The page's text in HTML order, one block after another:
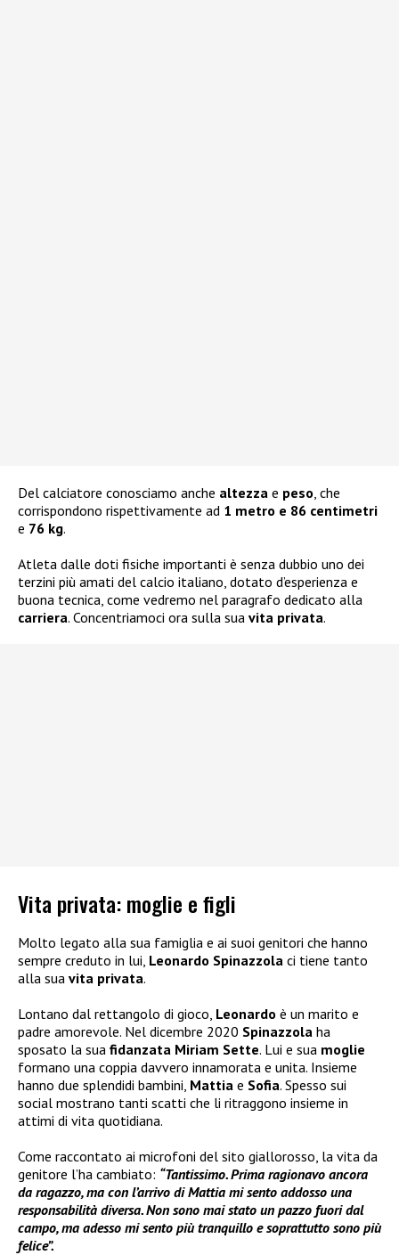
Del calciatore conosciamo anche altezza e peso, che
corrispondono rispettivamente ad 1 metro e 86 centimetri
e 76 kg.
Atleta dalle doti fisiche importanti è senza dubbio uno dei
terzini più amati del calcio italiano, dotato d’esperienza e
buona tecnica, come vedremo nel paragrafo dedicato alla
carriera. Concentriamoci ora sulla sua vita privata.
Vita privata: moglie e figli
Molto legato alla sua famiglia e ai suoi genitori che hanno
sempre creduto in lui, Leonardo Spinazzola ci tiene tanto
alla sua vita privata.
Lontano dal rettangolo di gioco, Leonardo è un marito e
padre amorevole. Nel dicembre 2020 Spinazzola ha
sposato la sua fidanzata Miriam Sette. Lui e sua moglie
formano una coppia davvero innamorata e unita. Insieme
hanno due splendidi bambini, Mattia e Sofia. Spesso sui
social mostrano tanti scatti che li ritraggono insieme in
attimi di vita quotidiana.
Come raccontato ai microfoni del sito giallorosso, la vita da
genitore l’ha cambiato: “Tantissimo. Prima ragionavo ancora
da ragazzo, ma con l’arrivo di Mattia mi sento addosso una
responsabilità diversa. Non sono mai stato un pazzo fuori dal
campo, ma adesso mi sento più tranquillo e soprattutto sono più
felice”.